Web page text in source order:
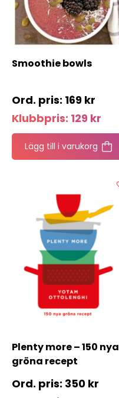
Smoothie bowls
169 kr
Klubbpris: 129 kr
Lägg till i varukorg
Plenty more – 150 nya
gröna recept
350 kr